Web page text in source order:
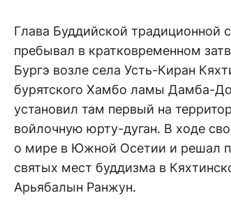
Глава Буддийской традиционной
пребывал в кратковременном
Бургэ возле села Усть-Киран
бурятского Хамбо ламы Дамба-
установил там первый на
войлочную юрту-дуган. В ходе
о мире в Южной Осетии и решал
святых мест буддизма в
Арьябалын Ранжун.